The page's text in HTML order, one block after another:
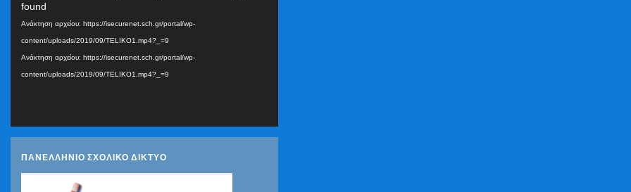
Βίντεο
found
Ανάκτηση αρχείου: https://isecurenet.sch.gr/portal/wp-
content/uploads/2019/09/TELIKO1.mp4?_=9
Ανάκτηση αρχείου: https://isecurenet.sch.gr/portal/wp-
content/uploads/2019/09/TELIKO1.mp4?_=9
ΠΑΝΕΛΛΗΝΙΟ ΣΧΟΛΙΚΟ ΔΙΚΤΥΟ